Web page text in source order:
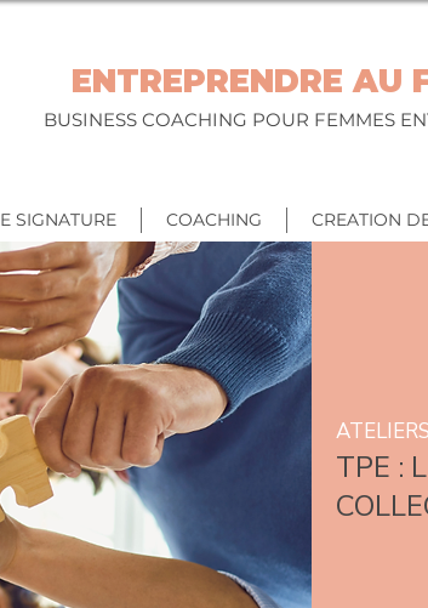
ENTREPRENDRE AU
BUSINESS COACHING POUR FEMMES
SIGNATURE COACHING CREATION
TPE :